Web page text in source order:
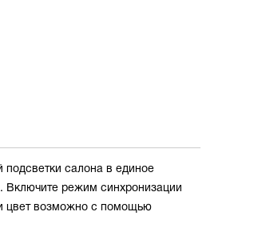
подсветки салона в единое
Включите режим синхронизации
цвет возможно с помощью